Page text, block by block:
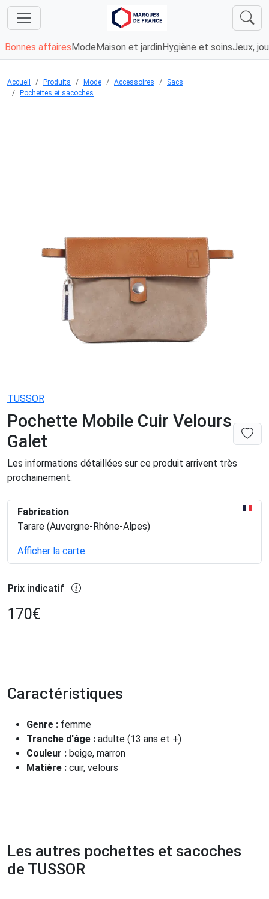
Bonnes affaires Mode Maison et jardin Hygiène et soinsJeux,
Accueil Produits Mode Accessoires
Sacs
Pochettes et sacoches
TUSSOR
Pochette Mobile Cuir Velours
Galet
Les informations détaillées sur ce produit arrivent très
prochainement.
Fabrication
Tarare (Auvergne-Rhône-Alpes)
Afficher la carte
Prix indicatif
170€
Caractéristiques
Genre : femme
Tranche d'âge : adulte (13 ans et +)
Couleur : beige, marron
Matière : cuir, velours
Les autres pochettes et sacoches
de TUSSOR